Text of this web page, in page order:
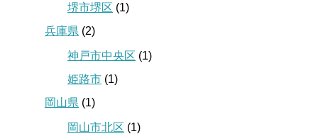
堺市堺区 (1)
兵庫県 (2)
神戸市中央区 (1)
姫路市 (1)
岡山県 (1)
岡山市北区 (1)